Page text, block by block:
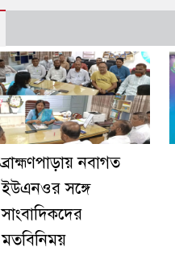
ব্রাহ্মণপাড়ায় নবাগত
ইউএনওর সঙ্গে
সাংবাদিকদের
মতবিনিময়